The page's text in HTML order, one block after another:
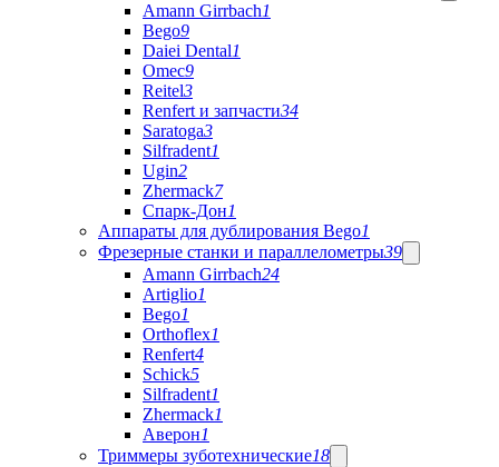
Amann Girrbach1
Bego9
Daiei Dental1
Omec9
Reitel3
Renfert и запчасти34
Saratoga3
Silfradent1
Ugin2
Zhermack7
Спарк-Дон1
Аппараты для дублирования Bego1
Фрезерные станки и параллелометры39
Amann Girrbach24
Artiglio1
Bego1
Orthoflex1
Renfert4
Schick5
Silfradent1
Zhermack1
Аверон1
Триммеры зуботехнические18